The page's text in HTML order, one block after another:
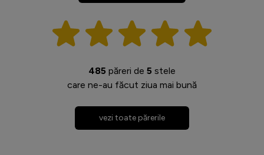
485 păreri de 5 stele
care ne-au făcut ziua mai bună
vezi toate părerile